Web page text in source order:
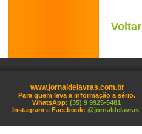
Voltar
www.jornaldelavras.com.br
Para quem leva a informação a sério.
WhatsApp: (35) 9 9925-5481
Instagram e Facebook: @jornaldelavras